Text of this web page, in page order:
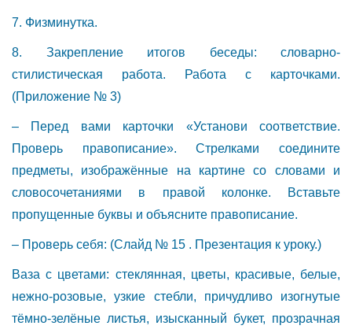
7. Физминутка.
8. Закрепление итогов беседы: словарно-
стилистическая работа. Работа с карточками.
(Приложение № 3)
– Перед вами карточки «Установи соответствие.
Проверь правописание». Стрелками соедините
предметы, изображённые на картине со словами и
словосочетаниями в правой колонке. Вставьте
пропущенные буквы и объясните правописание.
– Проверь себя: (Слайд № 15 . Презентация к уроку.)
Ваза с цветами: стеклянная, цветы, красивые, белые,
нежно-розовые, узкие стебли, причудливо изогнутые
тёмно-зелёные листья, изысканный букет, прозрачная